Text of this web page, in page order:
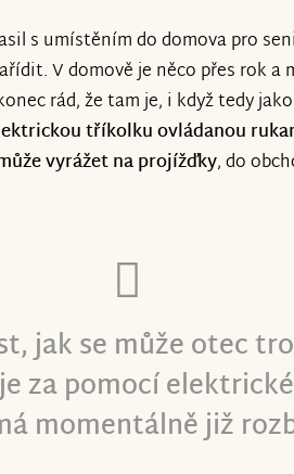
s umístěním do domova pro
V domově je něco přes rok a
rád, že tam je, i když tedy
tříkolku ovládanou
vyrážet na projížďky, do
jak se může otec
za pomocí
momentálně již